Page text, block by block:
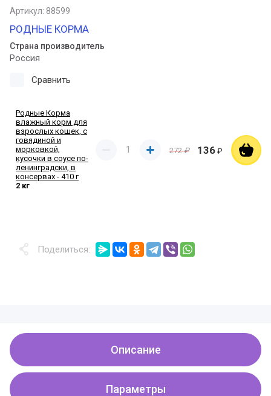
Артикул: 88599
РОДНЫЕ КОРМА
Страна производитель
Россия
Сравнить
Родные Корма
влажный корм для
взрослых кошек, с
говядиной и
морковкой,
кусочки в соусе по-
ленинградски, в
консервах - 410 г
2 кг
272 ₽ 136 ₽
Поделиться:
Описание
Параметры